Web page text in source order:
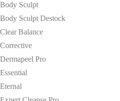
Body Sculpt
Body Sculpt Destock
Clear Balance
Corrective
Dermapeel Pro
Essential
Eternal